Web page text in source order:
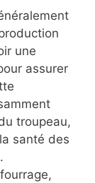
une
assurer
troupeau,
santé des